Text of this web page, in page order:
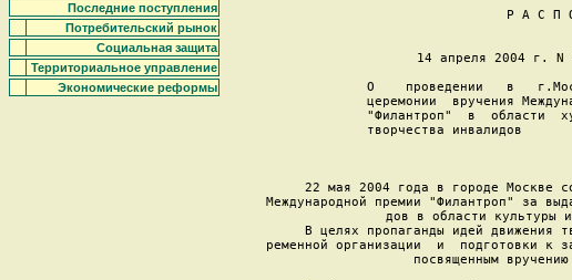
Последние поступления
Потребительский рынок
Социальная защита
Территориальное управление
Экономические реформы
Р А С П
14 апреля 2004 г. N
О    проведении   в
церемонии  вручения
"Филантроп"  в  области
творчества
22 мая 2004 года в городе Москве
Международной премии "Филантроп" за
дов в области культуры
В целях пропаганды идей движения
ременной организации  и  подготовки к
посвященным